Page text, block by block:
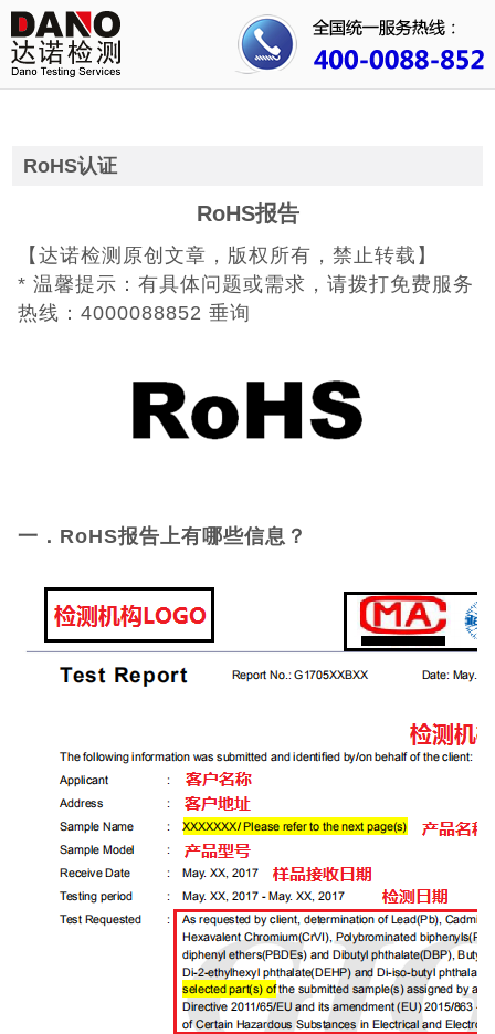
首页
关于我们
成功案例
人才招聘
UKCA认证
欧盟CE认证
CE认证常见问
CQC认证
十环能效认证
环保节能认证
RoHS认证
RoHS报告
【达诺检测原创文章，版权所有，禁止转载】
* 温馨提示：有具体问题或需求，请拨打免费服务
热线：4000088852 垂询
一．RoHS报告上有哪些信息？